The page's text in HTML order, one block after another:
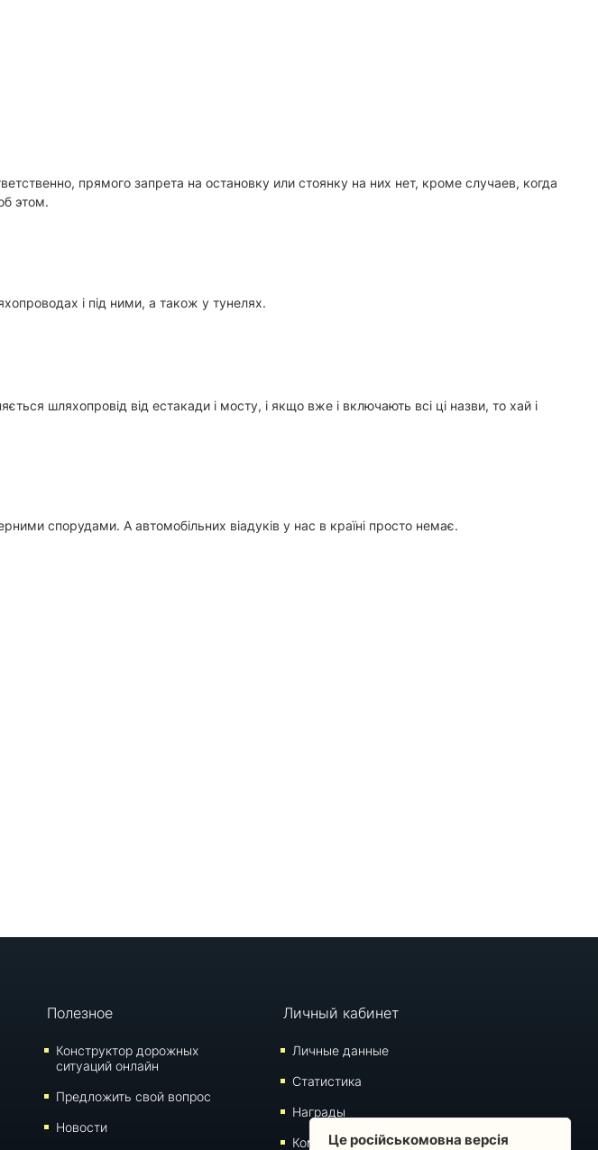
прямого запрета на остановку или стоянку на них нет, кроме случаев, когда
этом.
і під ними, а також у тунелях.
шляхопровід від естакади і мосту, і якщо вже і включають всі ці назви, то хай і
спорудами. А автомобільних віадуків у нас в країні просто немає.
Полезное
Конструктор дорожных
ситуаций онлайн
Предложить свой вопрос
Новости
Личный кабинет
Личные данные
Статистика
Награды
Комментарии
Це російськомовна версія